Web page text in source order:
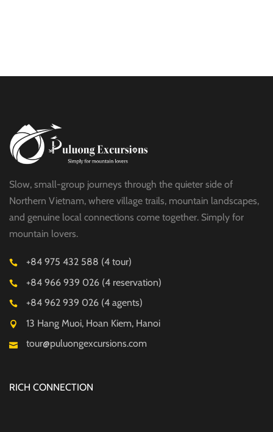
Slow, small-group journeys through the quieter side of
Northern Vietnam, where village trails, mountain landscapes,
and genuine local connections come together. Simply for
mountain lovers.
+84 975 432 588 (4 tour)
+84 966 939 026 (4 reservation)
+84 962 939 026 (4 agents)
13 Hang Muoi, Hoan Kiem, Hanoi
tour@puluongexcursions.com
RICH CONNECTION